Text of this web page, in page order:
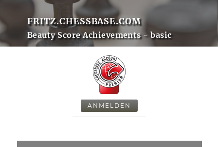
FRITZ.CHESSBASE.COM
Beauty Score Achievements - basic
ANMELDEN